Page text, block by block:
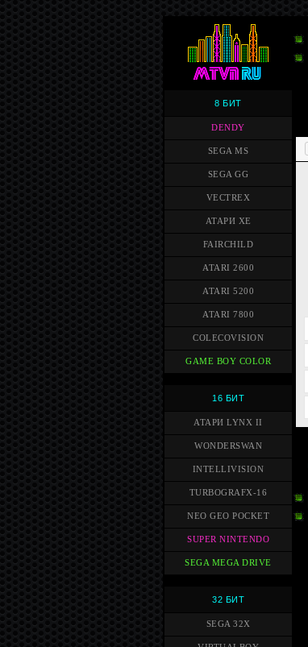
8 БИТ
DENDY
SEGA MS
SEGA GG
VECTREX
АТАРИ XE
FAIRCHILD
ATARI 2600
ATARI 5200
ATARI 7800
COLECOVISION
GAME BOY COLOR
16 БИТ
АТАРИ LYNX II
WONDERSWAN
INTELLIVISION
TURBOGRAFX-16
NEO GEO POCKET
SUPER NINTENDO
SEGA MEGA DRIVE
32 БИТ
SEGA 32X